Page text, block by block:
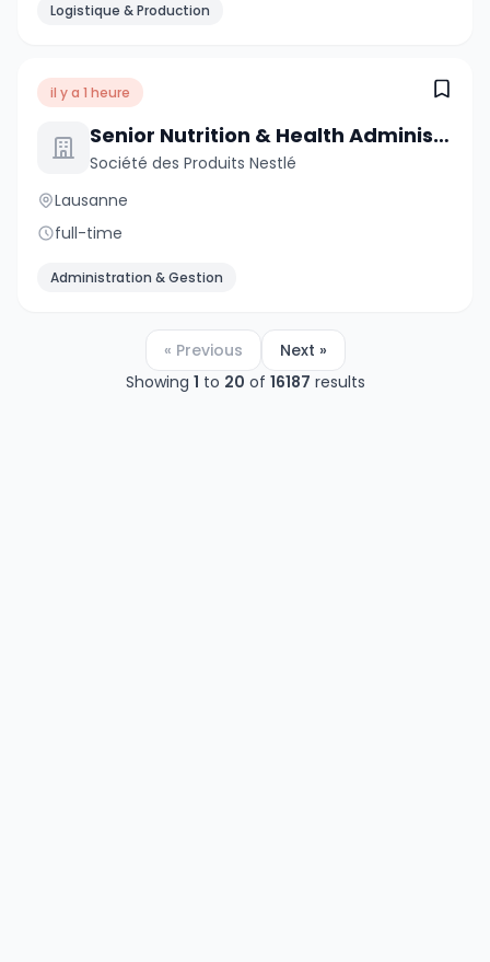
Logistique & Production
il y a 1 heure
Senior Nutrition & Health Administrative Assistant
Société des Produits Nestlé
Lausanne
full-time
Administration & Gestion
« Previous
Next »
Showing 1 to 20 of 16187 results